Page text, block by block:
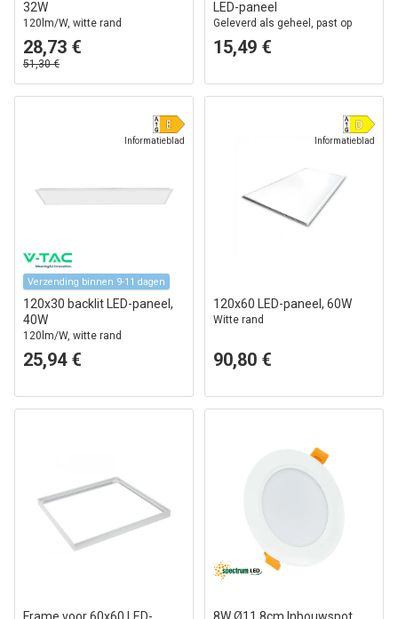
32W
120lm/W, witte rand
28,73 €
51,30 €
LED-paneel
Geleverd als geheel, past op
Troldtekt zonder aanpassing,
witte rand
15,49 €
Informatieblad
Verzending binnen 9-11 dagen
120x30 backlit LED-paneel,
40W
120lm/W, witte rand
25,94 €
Informatieblad
120x60 LED-paneel, 60W
Witte rand
90,80 €